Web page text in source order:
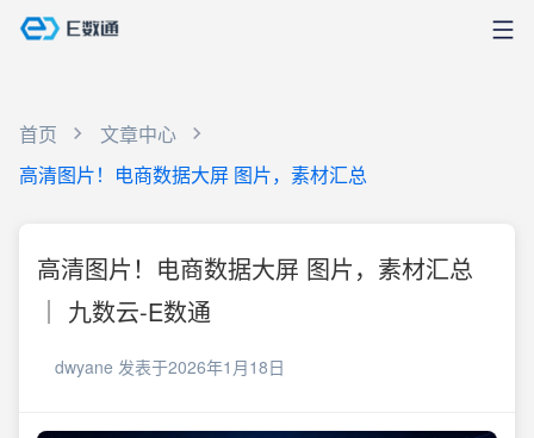
首页
文章中心
高清图片！电商数据大屏 图片，素材汇总
高清图片！电商数据大屏 图片，素材汇总
｜ 九数云-E数通
dwyane 发表于2026年1月18日